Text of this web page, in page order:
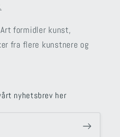
formidler kunst,
fra flere kunstnere og
nyhetsbrev her